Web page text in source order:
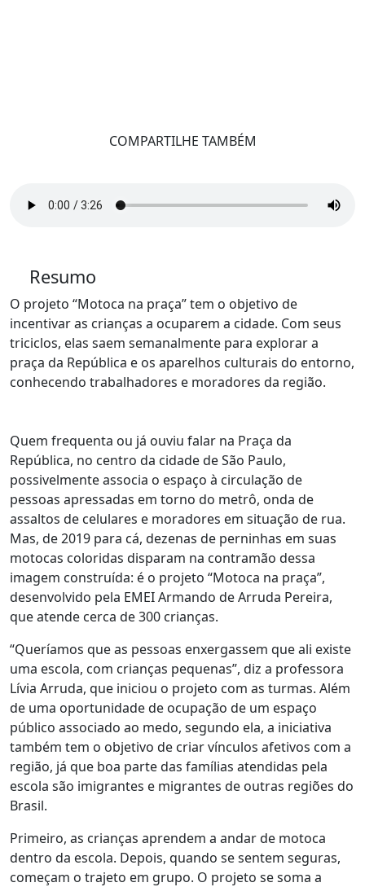
COMPARTILHE TAMBÉM
Resumo
O projeto “Motoca na praça” tem o objetivo de
incentivar as crianças a ocuparem a cidade. Com seus
triciclos, elas saem semanalmente para explorar a
praça da República e os aparelhos culturais do entorno,
conhecendo trabalhadores e moradores da região.
Quem frequenta ou já ouviu falar na Praça da
República, no centro da cidade de São Paulo,
possivelmente associa o espaço à circulação de
pessoas apressadas em torno do metrô, onda de
assaltos de celulares e moradores em situação de rua.
Mas, de 2019 para cá, dezenas de perninhas em suas
motocas coloridas disparam na contramão dessa
imagem construída: é o projeto “Motoca na praça”,
desenvolvido pela EMEI Armando de Arruda Pereira,
que atende cerca de 300 crianças.
“Queríamos que as pessoas enxergassem que ali existe
uma escola, com crianças pequenas”, diz a professora
Lívia Arruda, que iniciou o projeto com as turmas. Além
de uma oportunidade de ocupação de um espaço
público associado ao medo, segundo ela, a iniciativa
também tem o objetivo de criar vínculos afetivos com a
região, já que boa parte das famílias atendidas pela
escola são imigrantes e migrantes de outras regiões do
Brasil.
Primeiro, as crianças aprendem a andar de motoca
dentro da escola. Depois, quando se sentem seguras,
começam o trajeto em grupo. O projeto se soma a